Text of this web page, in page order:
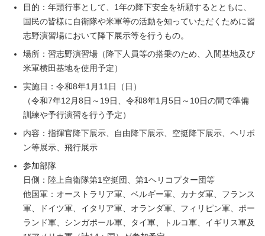
目的：年頭行事として、1年の降下安全を祈願するとともに、
国民の皆様に自衛隊や米軍等の活動を知っていただくために習
志野演習場において降下展示等を行うもの。
場所：習志野演習場（降下人員等の搭乗のため、入間基地及び
米軍横田基地を使用予定）
実施日：令和8年1月11日（日）
（令和7年12月8日～19日、令和8年1月5日～10日の間で準備
訓練や予行演習を行う予定）
内容：指揮官降下展示、自由降下展示、空挺降下展示、ヘリボ
ン等展示、飛行展示
参加部隊
日側：陸上自衛隊第1空挺団、第1ヘリコプター団等
他国軍：オーストラリア軍、ベルギー軍、カナダ軍、フランス
軍、ドイツ軍、イタリア軍、オランダ軍、フィリピン軍、ポー
ランド軍、シンガポール軍、タイ軍、トルコ軍、イギリス軍及